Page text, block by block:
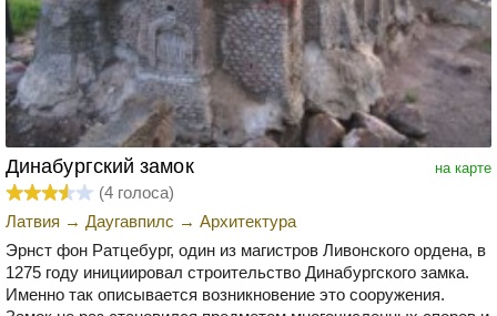
на карте
Динабургский замок
(4 голоса)
Латвия → Даугавпилс → Архитектура
Эрнст фон Ратцебург, один из магистров Ливонского ордена, в
1275 году инициировал строительство Динабургского замка.
Именно так описывается возникновение это сооружения.